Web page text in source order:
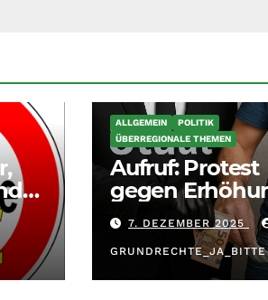
ALLGEMEIN
POLITIK
ÜBERREGIONALE THEMEN
Aufruf: Protest
gegen
äge
7. DEZEMBER 2025
GRUNDRECHTE_JA_BITTE